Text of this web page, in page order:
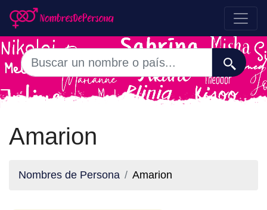
Amarion
Nombres de Persona Amarion